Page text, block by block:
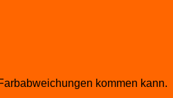
kommen kann.